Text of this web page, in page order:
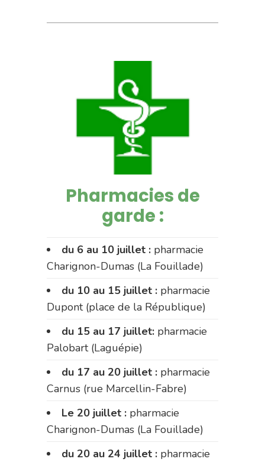
Pharmacies de
garde :
du 6 au 10 juillet : pharmacie
Charignon-Dumas (La Fouillade)
du 10 au 15 juillet : pharmacie
Dupont (place de la République)
du 15 au 17 juillet: pharmacie
Palobart (Laguépie)
du 17 au 20 juillet : pharmacie
Carnus (rue Marcellin-Fabre)
Le 20 juillet : pharmacie
Charignon-Dumas (La Fouillade)
du 20 au 24 juillet : pharmacie